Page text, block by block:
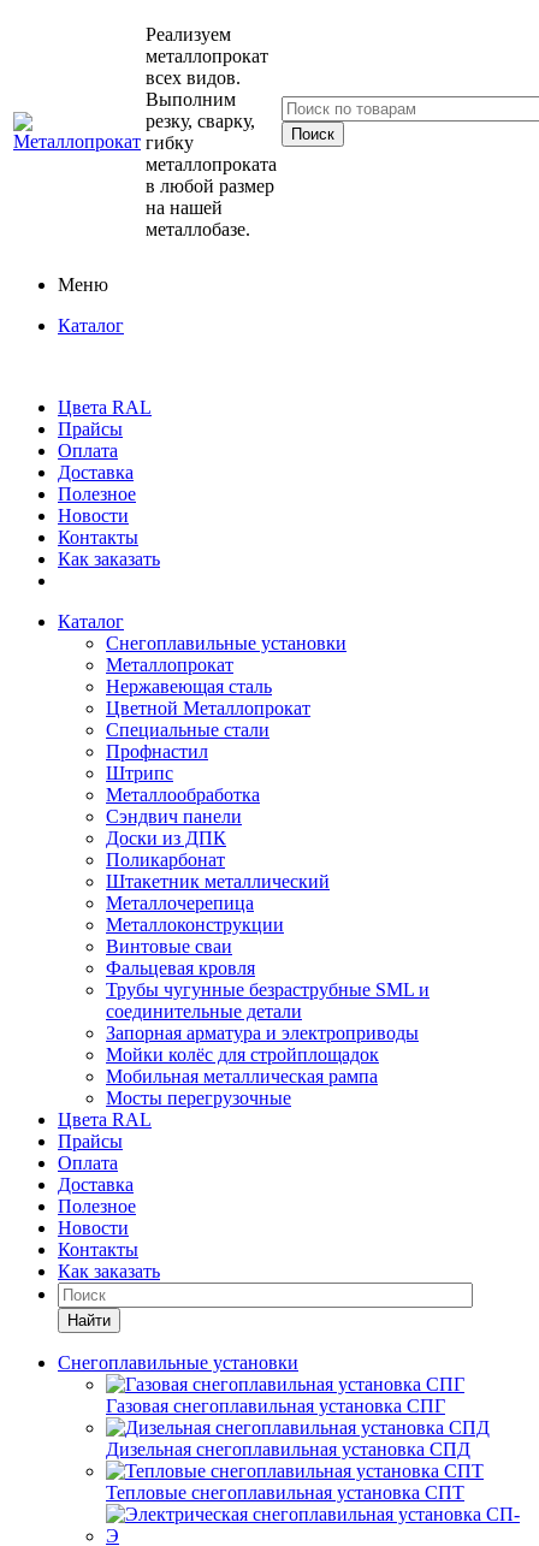
Реализуем
металлопрокат
всех видов.
Выполним
резку, сварку,
гибку
металлопроката
в любой размер
на нашей
металлобазе.
Меню
Каталог
Цвета RAL
Прайсы
Оплата
Доставка
Полезное
Новости
Контакты
Как заказать
Каталог
Снегоплавильные установки
Металлопрокат
Нержавеющая сталь
Цветной Металлопрокат
Специальные стали
Профнастил
Штрипс
Металлообработка
Сэндвич панели
Доски из ДПК
Поликарбонат
Штакетник металлический
Металлочерепица
Металлоконструкции
Винтовые сваи
Фальцевая кровля
Трубы чугунные безраструбные SML и
соединительные детали
Запорная арматура и электроприводы
Мойки колёс для стройплощадок
Мобильная металлическая рампа
Мосты перегрузочные
Цвета RAL
Прайсы
Оплата
Доставка
Полезное
Новости
Контакты
Как заказать
Найти
Снегоплавильные установки
Газовая снегоплавильная установка СПГ
Дизельная снегоплавильная установка СПД
Тепловые снегоплавильная установка СПТ